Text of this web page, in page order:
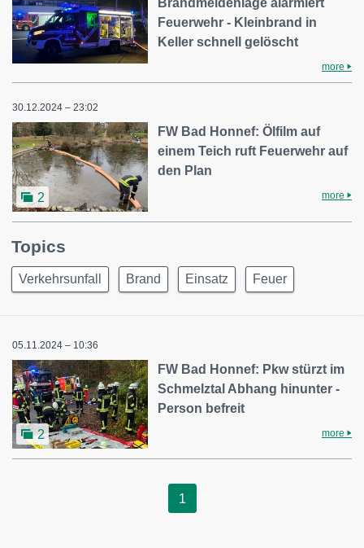
Brandmeldenlage alarmiert
Feuerwehr - Kleinbrand in
Keller schnell gelöscht
more
30.12.2024 – 23:02
2
FW Bad Honnef: Ölfilm auf
einem Teich ruft Feuerwehr auf
den Plan
more
Topics
Verkehrsunfall Brand Einsatz Feuer
05.11.2024 – 10:36
2
FW Bad Honnef: Pkw stürzt im
Schmelztal Abhang hinunter -
Person befreit
more
1